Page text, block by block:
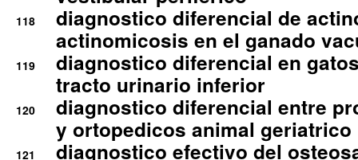
118
diagnostico diferencial de
actinomicosis en el ganado
119
diagnostico diferencial en
tracto urinario inferior
120
diagnostico diferencial entre
y ortopedicos animal geriatrico
121 diagnostico efectivo del